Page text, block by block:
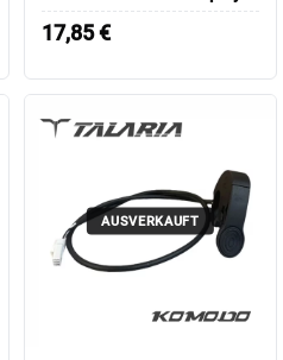
17,85€
AUSVERKAUFT